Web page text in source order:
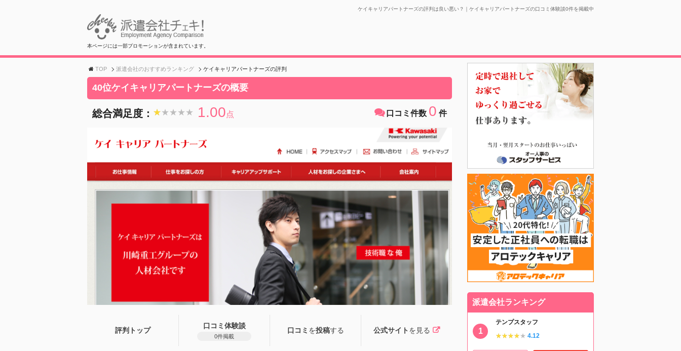
ケイキャリアパートナーズの評判は良い悪い？｜ケイキャリアパートナーズの口コミ体験談0件を掲載中
本ページには一部プロモーションが含まれています。
TOP 派遣会社のおすすめランキング ケイキャリアパートナーズの評判
40位ケイキャリアパートナーズの概要
総合満足度： ★★★★★
★★★★★ 1.00点 口コミ件数 0 件
評判トップ
口コミ体験談
0件掲載
口コミ を投稿する 公式サイト を見る
派遣会社ランキング
テンプスタッフ
★★★★★
★★★★★ 4.12